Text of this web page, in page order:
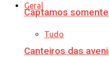
Geral
Tudo
Captamos
Canteiros das